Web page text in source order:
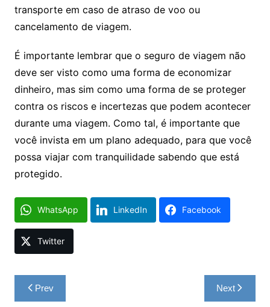
transporte em caso de atraso de voo ou
cancelamento de viagem.
É importante lembrar que o seguro de viagem não
deve ser visto como uma forma de economizar
dinheiro, mas sim como uma forma de se proteger
contra os riscos e incertezas que podem acontecer
durante uma viagem. Como tal, é importante que
você invista em um plano adequado, para que você
possa viajar com tranquilidade sabendo que está
protegido.
WhatsApp LinkedIn Facebook
Twitter
Navegação
de
Prev Next